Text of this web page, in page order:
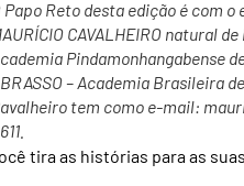
Papo Reto desta edição é com o
CAVALHEIRO natural
Pindamonhangabense
– Academia Brasileira
tem como e-mail:
tira as histórias para as